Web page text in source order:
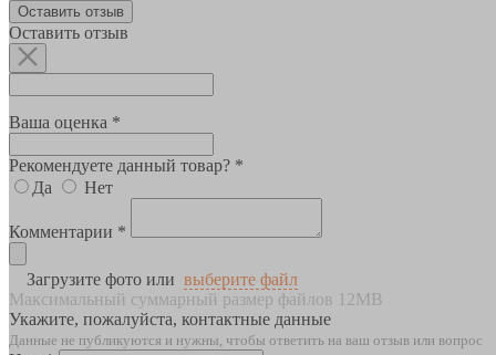
Оставить отзыв
Оставить отзыв
Ваша оценка *
Рекомендуете данный товар? *
Да
Нет
Комментарии *
Загрузите фото или выберите файл
Максимальный суммарный размер файлов 12MB
Укажите, пожалуйста, контактные данные
Данные не публикуются и нужны, чтобы ответить на ваш отзыв или вопрос